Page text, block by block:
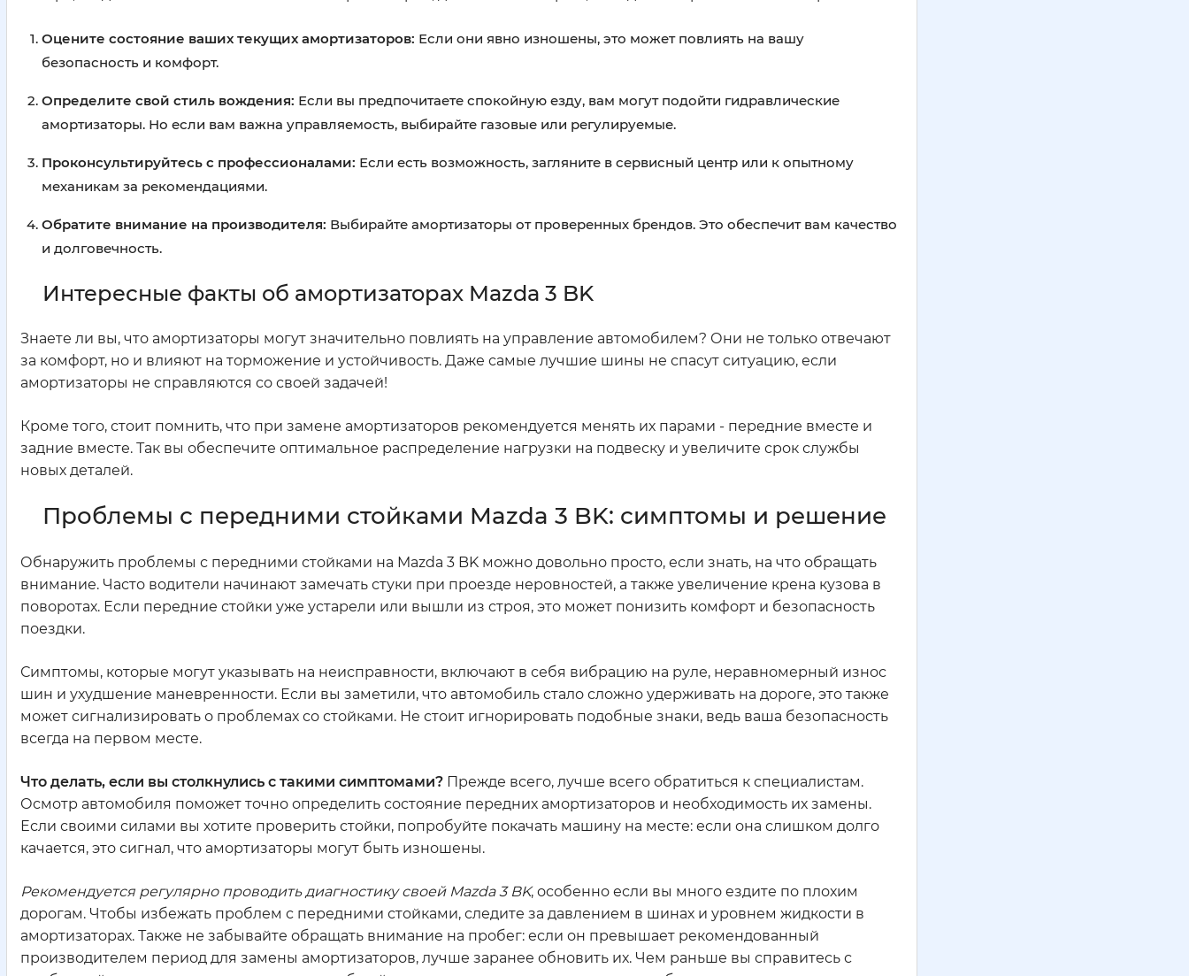
Оцените состояние ваших текущих амортизаторов: Если они явно изношены, это может повлиять на вашу
безопасность и комфорт.
Определите свой стиль вождения: Если вы предпочитаете спокойную езду, вам могут подойти гидравлические
амортизаторы. Но если вам важна управляемость, выбирайте газовые или регулируемые.
Проконсультируйтесь с профессионалами: Если есть возможность, загляните в сервисный центр или к опытному
механикам за рекомендациями.
Обратите внимание на производителя: Выбирайте амортизаторы от проверенных брендов. Это обеспечит вам качество
и долговечность.
Интересные факты об амортизаторах Mazda 3 BK
Знаете ли вы, что амортизаторы могут значительно повлиять на управление автомобилем? Они не только отвечают
за комфорт, но и влияют на торможение и устойчивость. Даже самые лучшие шины не спасут ситуацию, если
амортизаторы не справляются со своей задачей!
Кроме того, стоит помнить, что при замене амортизаторов рекомендуется менять их парами - передние вместе и
задние вместе. Так вы обеспечите оптимальное распределение нагрузки на подвеску и увеличите срок службы
новых деталей.
Проблемы с передними стойками Mazda 3 BK: симптомы и решение
Обнаружить проблемы с передними стойками на Mazda 3 BK можно довольно просто, если знать, на что обращать
внимание. Часто водители начинают замечать стуки при проезде неровностей, а также увеличение крена кузова в
поворотах. Если передние стойки уже устарели или вышли из строя, это может понизить комфорт и безопасность
поездки.
Симптомы, которые могут указывать на неисправности, включают в себя вибрацию на руле, неравномерный износ
шин и ухудшение маневренности. Если вы заметили, что автомобиль стало сложно удерживать на дороге, это также
может сигнализировать о проблемах со стойками. Не стоит игнорировать подобные знаки, ведь ваша безопасность
всегда на первом месте.
Что делать, если вы столкнулись с такими симптомами? Прежде всего, лучше всего обратиться к специалистам.
Осмотр автомобиля поможет точно определить состояние передних амортизаторов и необходимость их замены.
Если своими силами вы хотите проверить стойки, попробуйте покачать машину на месте: если она слишком долго
качается, это сигнал, что амортизаторы могут быть изношены.
Рекомендуется регулярно проводить диагностику своей Mazda 3 BK, особенно если вы много ездите по плохим
дорогам. Чтобы избежать проблем с передними стойками, следите за давлением в шинах и уровнем жидкости в
амортизаторах. Также не забывайте обращать внимание на пробег: если он превышает рекомендованный
производителем период для замены амортизаторов, лучше заранее обновить их. Чем раньше вы справитесь с